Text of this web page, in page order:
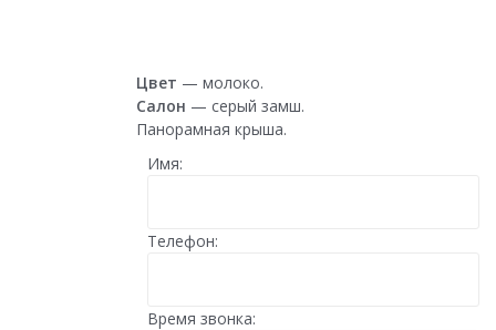
Цвет — молоко.
Салон — серый замш.
Панорамная крыша.
Имя:
Телефон:
Время звонка: